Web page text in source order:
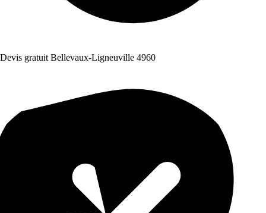
Devis gratuit Bellevaux-Ligneuville 4960